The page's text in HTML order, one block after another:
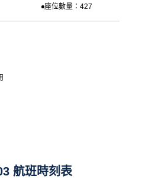
座位數量：427
航班時刻表